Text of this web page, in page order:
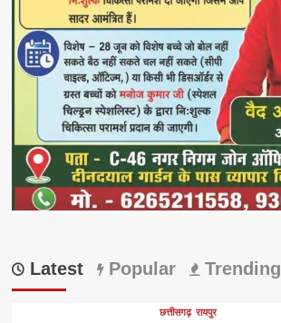
Latest Popular Trending
छत्तीसगढ़ रायपुर